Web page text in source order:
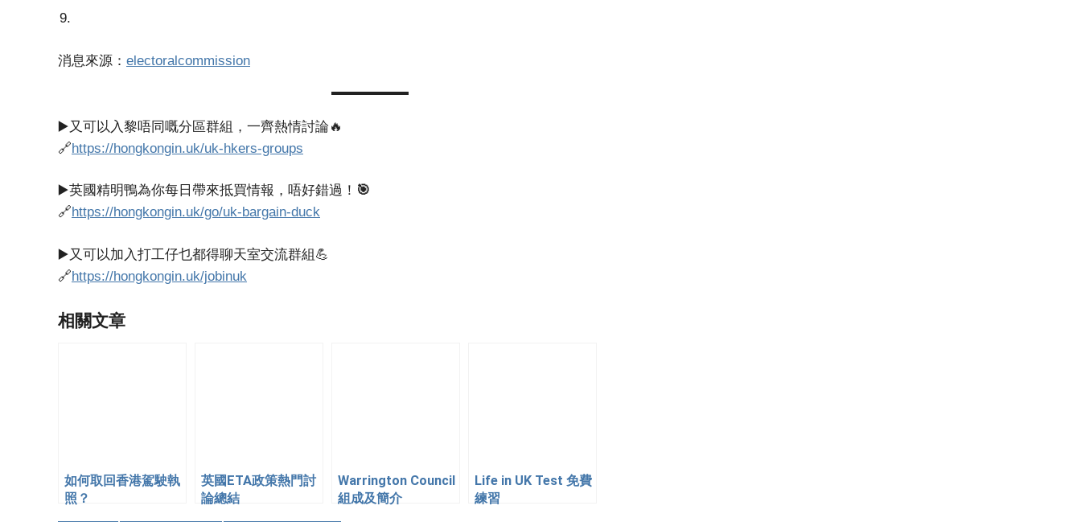
消息來源： electoralcommission
▶️又可以入黎唔同嘅分區群組，一齊熱情討論🔥
🔗https://hongkongin.uk/uk-hkers-groups
▶️英國精明鴨為你每日帶來抵買情報，唔好錯過！ 🎯
🔗https://hongkongin.uk/go/uk-bargain-duck
▶️又可以加入打工仔乜都得聊天室交流群組💪
🔗https://hongkongin.uk/jobinuk
相關文章
如何取回香港駕駛執
照？
英國ETA政策熱門討
論總結
Warrington Council
組成及簡介
Life in UK Test 免費
練習